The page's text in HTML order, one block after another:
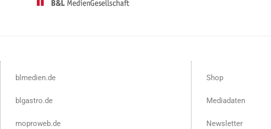
blmedien.de
blgastro.de
moproweb.de
Shop
Mediadaten
Newsletter